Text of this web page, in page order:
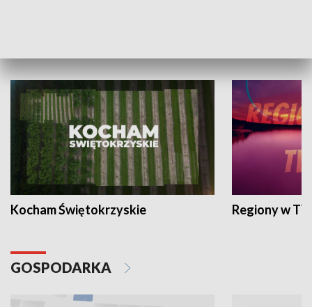
Kocham Świętokrzyskie Regiony w
GOSPODARKA